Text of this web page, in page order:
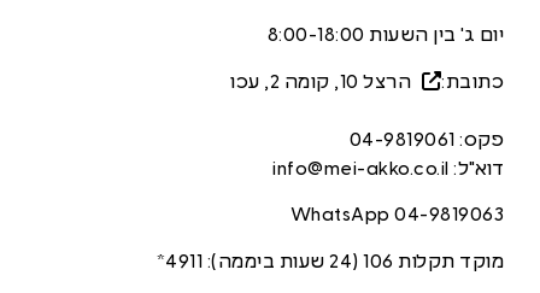
יום ג' בין השעות 8:00-18:00
כתובת: הרצל 10, קומה 2, עכ ו
פקס: 04-9819061
דוא"ל: info@mei-akko.co.il
WhatsApp 04-9819063
מוקד תקלות 106 (24 שעות ביממה): 4911*